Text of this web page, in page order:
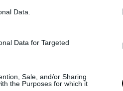
Data.
Data for Targeted
Sale, and/or Sharing
the Purposes for which it